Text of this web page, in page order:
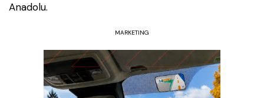
Anadolu.
MARKETING